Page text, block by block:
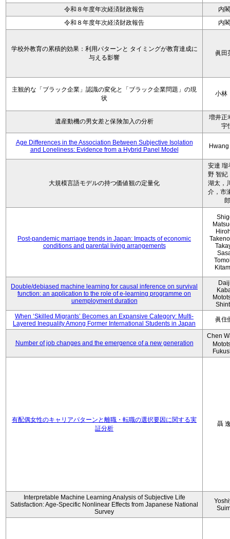
令和８年度年次経済財政報告
内
令和８年度年次経済財政報告
内
学校外教育の累積的効果：利用パターンと タイミングが教育達成に
与える影響
眞田
主観的な「ブラック企業」認識の変化と「ブラック企業問題」の現
状
小
遺産動機の男女差と保険加入の分析
増井正
宇
Age Differences in the Association Between Subjective Isolation
and Loneliness: Evidence from a Hybrid Panel Model
大規模言語モデルの持つ価値観の定量化
安達 瑠
野 智紀
湖太，
介，市
郎
Post-pandemic marriage trends in Japan: Impacts of economic
conditions and parental living arrangements
Double/debiased machine learning for causal inference on survival
function: an application to the role of e-learning programme on
unemployment duration
When ‘Skilled Migrants’ Becomes an Expansive Category: Multi-
Layered Inequality Among Former International Students in Japan
眞住
Number of job changes and the emergence of a new generation
Chen
有配偶女性のキャリアパターンと離職・転職の選択要因に関する実
証分析
聶
Interpretable Machine Learning Analysis of Subjective Life
Satisfaction: Age-Specific Nonlinear Effects from Japanese National
Survey